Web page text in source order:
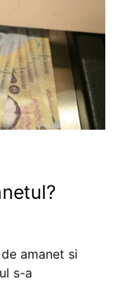
amanet si
s-a